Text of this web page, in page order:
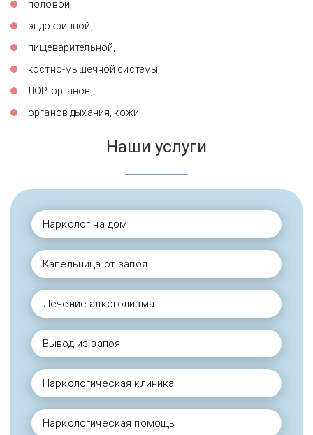
половой,
эндокринной,
пищеварительной,
костно-мышечной системы,
ЛОР-органов,
органов дыхания, кожи
Наши услуги
Нарколог на дом
Капельница от запоя
Лечение алкоголизма
Вывод из запоя
Наркологическая клиника
Наркологическая помощь